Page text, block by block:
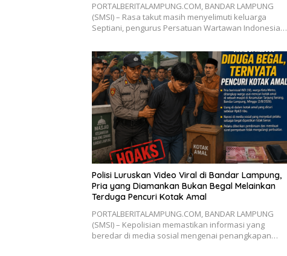
PORTALBERITALAMPUNG.COM, BANDAR LAMPUNG
(SMSI) – Rasa takut masih menyelimuti keluarga
Septiani, pengurus Persatuan Wartawan Indonesia…
Polisi Luruskan Video Viral di Bandar Lampung,
Pria yang Diamankan Bukan Begal Melainkan
Terduga Pencuri Kotak Amal
PORTALBERITALAMPUNG.COM, BANDAR LAMPUNG
(SMSI) – Kepolisian memastikan informasi yang
beredar di media sosial mengenai penangkapan…